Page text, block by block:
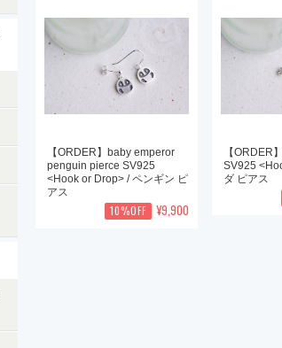
【ORDER】baby emperor
penguin pierce SV925
<Hook or Drop> / ペンギン ピ
アス
10%OFF ¥9,900
【ORDER
SV925
ダ ピアス